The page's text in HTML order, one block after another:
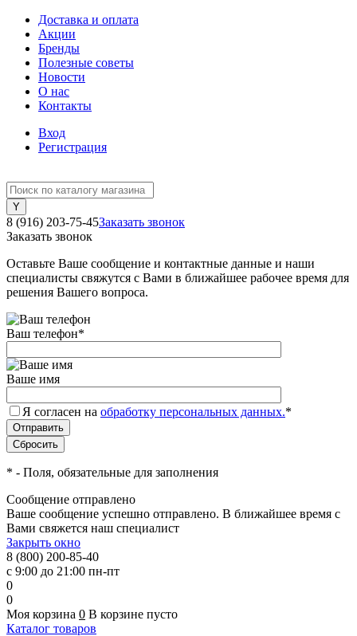
Доставка и оплата
Акции
Бренды
Полезные советы
Новости
О нас
Контакты
Вход
Регистрация
8 (916) 203-75-45Заказать звонок
Заказать звонок
Оставьте Ваше сообщение и контактные данные и наши
специалисты свяжутся с Вами в ближайшее рабочее время для
решения Вашего вопроса.
Ваш телефон*
Ваше имя
Я согласен на обработку персональных данных.*
* - Поля, обязательные для заполнения
Сообщение отправлено
Ваше сообщение успешно отправлено. В ближайшее время с
Вами свяжется наш специалист
Закрыть окно
8 (800) 200-85-40
с 9:00 до 21:00 пн-пт
0
0
Моя корзина 0 В корзине пусто
Каталог товаров